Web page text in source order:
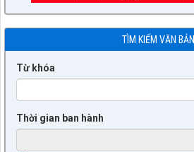
TÌM KIẾM VĂN BẢN
Từ khóa
Thời gian ban hành